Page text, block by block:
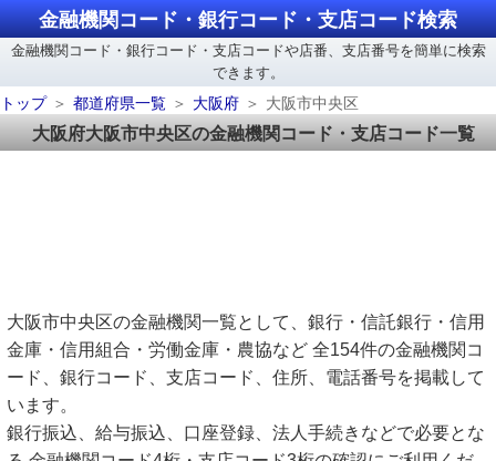
金融機関コード・銀行コード・支店コード検索
金融機関コード・銀行コード・支店コードや店番、支店番号を簡単に検索
できます。
トップ
都道府県一覧 大阪府 大阪市中央区
大阪府大阪市中央区の金融機関コード・支店コード一覧
大阪市中央区の金融機関一覧として、銀行・信託銀行・信用
金庫・信用組合・労働金庫・農協など 全154件の金融機関コ
ード、銀行コード、支店コード、住所、電話番号を掲載して
います。
銀行振込、給与振込、口座登録、法人手続きなどで必要とな